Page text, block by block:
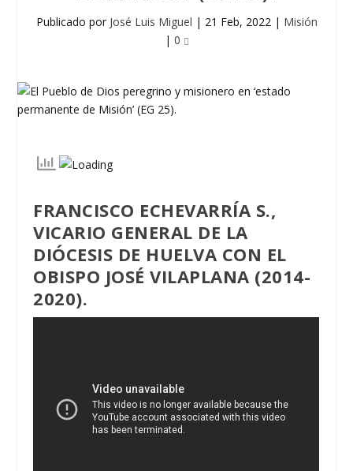
Publicado por José Luis Miguel | 21 Feb, 2022| Misión
| 0
FRANCISCO ECHEVARRÍA S.,
VICARIO GENERAL DE LA
DIÓCESIS DE HUELVA CON EL
OBISPO JOSÉ VILAPLANA (2014-
2020).